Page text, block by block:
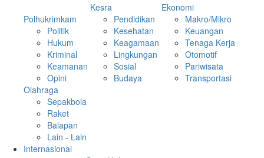
Polhukrimkam
Politik
Hukum
Kriminal
Keamanan
Opini
Kesra
Pendidikan
Kesehatan
Keagamaan
Lingkungan
Sosial
Budaya
Ekonomi
Makro/Mikro
Keuangan
Tenaga Kerja
Otomotif
Pariwisata
Transportasi
Olahraga
Sepakbola
Raket
Balapan
Lain - Lain
Internasional